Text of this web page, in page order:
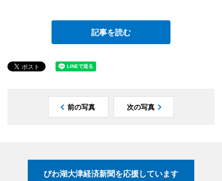
記事を読む
前の写真 次の写真
びわ湖大津経済新聞を応援しています